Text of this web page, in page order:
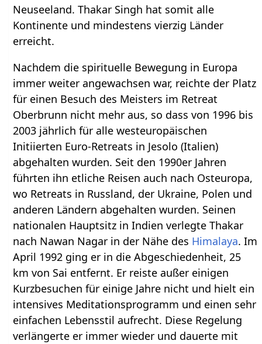
Neuseeland. Thakar Singh hat somit alle
Kontinente und mindestens vierzig Länder
erreicht.
Nachdem die spirituelle Bewegung in Europa
immer weiter angewachsen war, reichte der Platz
für einen Besuch des Meisters im Retreat
Oberbrunn nicht mehr aus, so dass von 1996 bis
2003 jährlich für alle westeuropäischen
Initiierten Euro-Retreats in Jesolo (Italien)
abgehalten wurden. Seit den 1990er Jahren
führten ihn etliche Reisen auch nach Osteuropa,
wo Retreats in Russland, der Ukraine, Polen und
anderen Ländern abgehalten wurden. Seinen
nationalen Hauptsitz in Indien verlegte Thakar
nach Nawan Nagar in der Nähe des Himalaya. Im
April 1992 ging er in die Abgeschiedenheit, 25
km von Sai entfernt. Er reiste außer einigen
Kurzbesuchen für einige Jahre nicht und hielt ein
intensives Meditationsprogramm und einen sehr
einfachen Lebensstil aufrecht. Diese Regelung
verlängerte er immer wieder und dauerte mit